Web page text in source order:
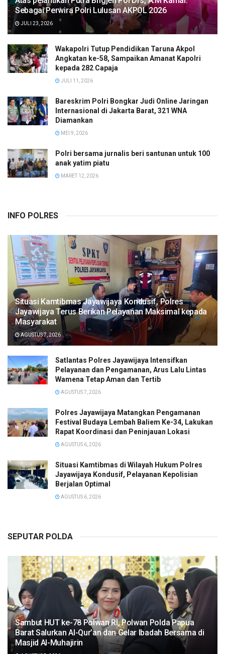
Sebagai Perwira Polri Lulusan AKPOL 2026
JULI 23, 2026
Wakapolri Tutup Pendidikan Taruna Akpol
Angkatan ke-58, Sampaikan Amanat Kapolri
kepada 282 Capaja
JULI 11, 2026
Bareskrim Polri Bongkar Judi Online Jaringan
Internasional di Jakarta Barat, 321 WNA
Diamankan
MEI 9, 2026
Polri bersama jurnalis beri santunan untuk 100
anak yatim piatu
MARET 12, 2026
INFO POLRES
Situasi Kamtibmas Jayawijaya Kondusif, Polres
Jayawijaya Terus Berikan Pelayanan Maksimal kepada
Masyarakat
AGUSTUS 7, 2026
Satlantas Polres Jayawijaya Intensifkan
Pelayanan dan Pengamanan, Arus Lalu Lintas
Wamena Tetap Aman dan Tertib
AGUSTUS 7, 2026
Polres Jayawijaya Matangkan Pengamanan
Festival Budaya Lembah Baliem Ke-34, Lakukan
Rapat Koordinasi dan Peninjauan Lokasi
AGUSTUS 6, 2026
Situasi Kamtibmas di Wilayah Hukum Polres
Jayawijaya Kondusif, Pelayanan Kepolisian
Berjalan Optimal
AGUSTUS 6, 2026
SEPUTAR POLDA
Sambut HUT ke-78 Polwan RI, Polwan Polda Papua
Barat Salurkan Al-Qur’an dan Gelar Ibadah Bersama di
Masjid Al-Muhajirin